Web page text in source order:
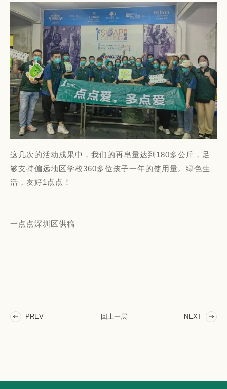
这几次的活动成果中，我们的再皂量达到180多公斤，足
够支持偏远地区学校360多位孩子一年的使用量。绿色生
活，友好1点点！
一点点深圳区供稿
PREV 回上一层 NEXT